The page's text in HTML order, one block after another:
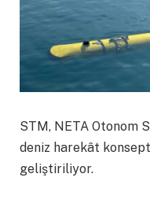
STM, NETA Otonom
deniz harekât
geliştiriliyor.